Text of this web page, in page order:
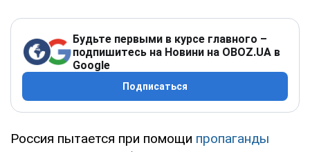
Будьте первыми в курсе главного –
подпишитесь на Новини на OBOZ.UA в
Google
Подписаться
Россия пытается при помощи пропаганды